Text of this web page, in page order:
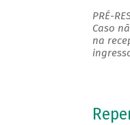
PRÉ-
Caso
na